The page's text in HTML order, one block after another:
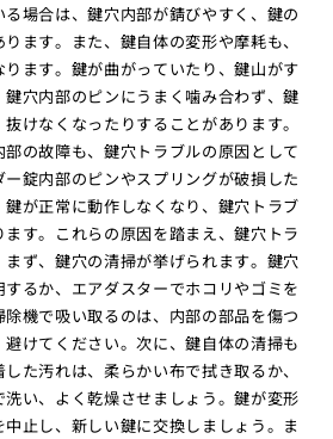
場合は、鍵穴内部が錆びやすく、鍵の
ます。また、鍵自体の変形や摩耗も、
ます。鍵が曲がっていたり、鍵山がす
穴内部のピンにうまく噛み合わず、鍵
けなくなったりすることがあります。
の故障も、鍵穴トラブルの原因として
錠内部のピンやスプリングが破損した
が正常に動作しなくなり、鍵穴トラブ
す。これらの原因を踏まえ、鍵穴トラ
ず、鍵穴の清掃が挙げられます。鍵穴
るか、エアダスターでホコリやゴミを
機で吸い取るのは、内部の部品を傷つ
けてください。次に、鍵自体の清掃も
た汚れは、柔らかい布で拭き取るか、
い、よく乾燥させましょう。鍵が変形
止し、新しい鍵に交換しましょう。ま